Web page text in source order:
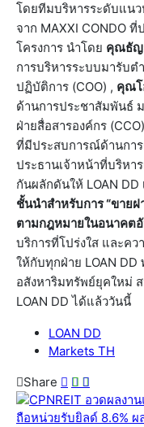
โดยทีมบริหารระดับแน
จาก MAXXI CONDO
โครงการ นำโดย คุณธัญ
การบริหารระบบมารับต
ปฏิบัติการ (COO) , คุณโ
ด้านการประชาสัมพันธ์
ฝ่ายสื่อสารองค์กร
ที่มีประสบการณ์ด้านกา
ประธานเจ้าหน้าที่บริหา
กันผลักดันให้ LOAN DD
ชั้นนำสำหรับการ “ขาย
ตามกฎหมายในอนาคต
บริการที่โปร่งใส และคว
ให้กับทุกฝ่าย LOAN
อสังหาริมทรัพย์ยุคใหม่
LOAN DD ได้แล้ววันนี้
LOAN DD
Markets TH
Share